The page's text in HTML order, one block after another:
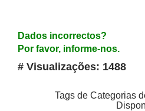
Dados incorrectos?
Por favor, informe-nos.
# Visualizações: 1488
Tags de Categorias